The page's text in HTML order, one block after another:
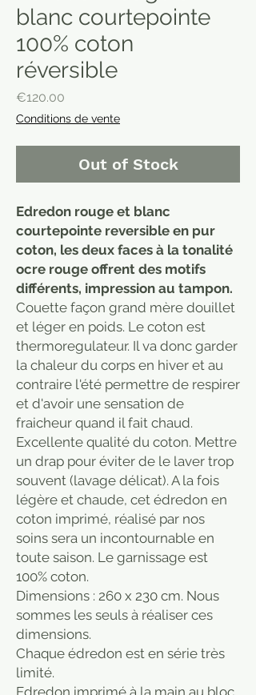
blanc courtepointe
100% coton
réversible
€120.00
Conditions de vente
Out of Stock
Edredon rouge et blanc
courtepointe reversible en pur
coton, les deux faces à la tonalité
ocre rouge offrent des motifs
différents, impression au tampon.
Couette façon grand mère douillet
et léger en poids. Le coton est
thermoregulateur. Il va donc garder
la chaleur du corps en hiver et au
contraire l'été permettre de respirer
et d'avoir une sensation de
fraicheur quand il fait chaud.
Excellente qualité du coton. Mettre
un drap pour éviter de le laver trop
souvent (lavage délicat). A la fois
légère et chaude, cet édredon en
coton imprimé, réalisé par nos
soins sera un incontournable en
toute saison. Le garnissage est
100% coton.
Dimensions : 260 x 230 cm. Nous
sommes les seuls à réaliser ces
dimensions.
Chaque édredon est en série très
limité.
Edredon imprimé à la main au bloc.